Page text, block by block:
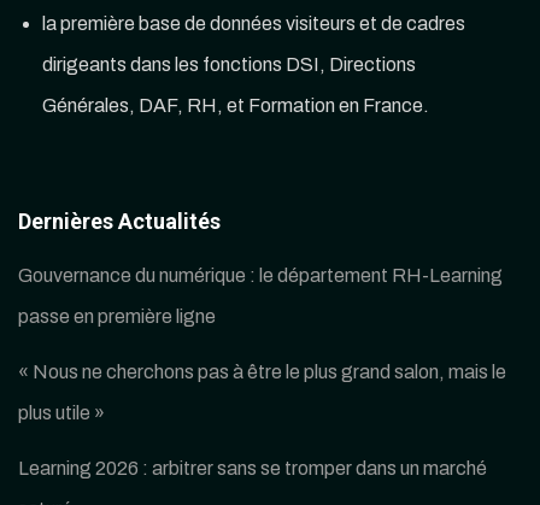
la première base de données visiteurs et de cadres
dirigeants dans les fonctions DSI, Directions
Générales, DAF, RH, et Formation en France.
Dernières Actualités
Gouvernance du numérique : le département RH-Learning
passe en première ligne
« Nous ne cherchons pas à être le plus grand salon, mais le
plus utile »
Learning 2026 : arbitrer sans se tromper dans un marché